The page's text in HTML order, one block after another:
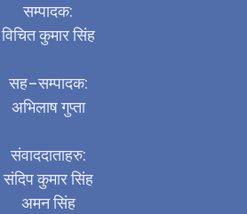
सम्पादक:
विचित कुमार सिंह
सह–सम्पादक:
अभिलाष गुप्ता
संवाददाताहरु:
संदिप कुमार सिंह
अमन सिंह